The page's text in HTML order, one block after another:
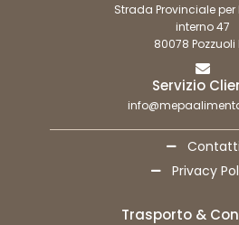
Strada Provinciale per
interno 47
80078 Pozzuoli
Servizio
Contatti
Privacy
Trasporto &